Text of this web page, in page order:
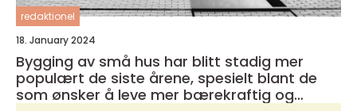
redaktionel
18. January 2024
Bygging av små hus har blitt stadig mer
populært de siste årene, spesielt blant de
som ønsker å leve mer bærekraftig og